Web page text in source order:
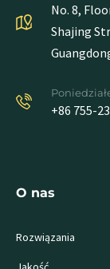
No. 8,
Shajing
+86 755-
O nas
Rozwiązania